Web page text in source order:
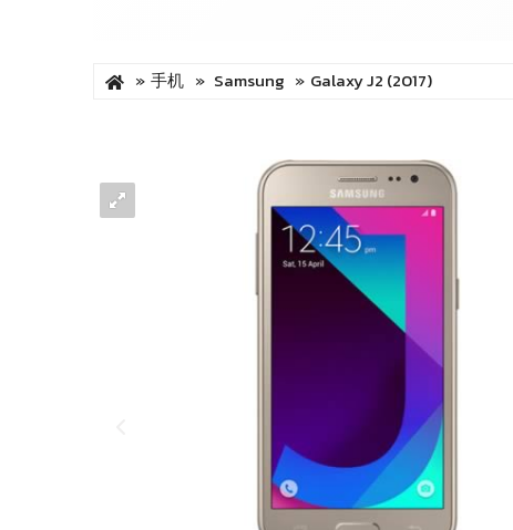
手机 Samsung Galaxy J2 (2017)